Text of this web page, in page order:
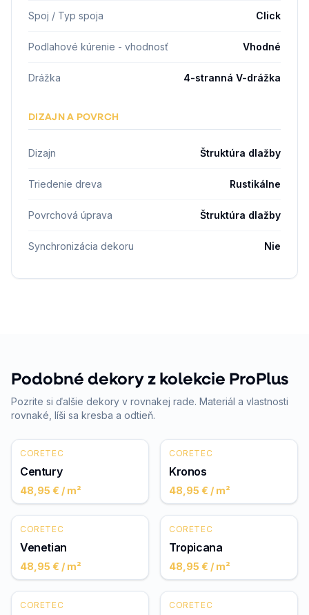
Spoj / Typ spoja Click
Podlahové kúrenie - vhodnosť Vhodné
Drážka 4-stranná V-drážka
DIZAJN A POVRCH
Dizajn Štruktúra dlažby
Triedenie dreva Rustikálne
Povrchová úprava Štruktúra dlažby
Synchronizácia dekoru Nie
Podobné dekory z kolekcie ProPlus
Pozrite si ďalšie dekory v rovnakej rade. Materiál a vlastnosti
rovnaké, líši sa kresba a odtieň.
CORETEC
Century
48,95 € / m²
CORETEC
Kronos
48,95 € / m²
CORETEC
Venetian
48,95 € / m²
CORETEC
Tropicana
48,95 € / m²
CORETEC CORETEC